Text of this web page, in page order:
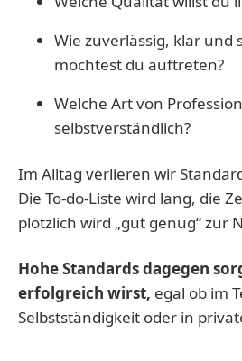
Wie zuverlässig, klar
möchtest du auftreten?
Welche Art von
selbstverständlich?
Im Alltag verlieren wir
Die To-do-Liste wird lang, die
plötzlich wird „gut genug“ zur
Hohe Standards dagegen
erfolgreich wirst, egal ob im
Selbstständigkeit oder in